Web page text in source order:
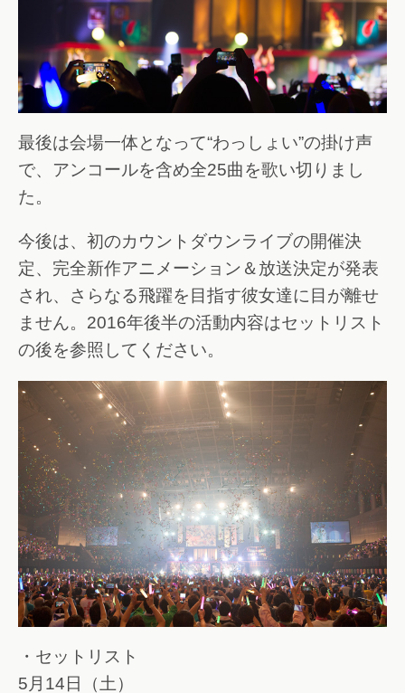
最後は会場一体となって“わっしょい”の掛け声
で、アンコールを含め全25曲を歌い切りまし
た。
今後は、初のカウントダウンライブの開催決
定、完全新作アニメーション＆放送決定が発表
され、さらなる飛躍を目指す彼女達に目が離せ
ません。2016年後半の活動内容はセットリスト
の後を参照してください。
・セットリスト
5月14日（土）